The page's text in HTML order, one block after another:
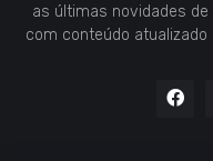
as últimas novidades
com conteúdo